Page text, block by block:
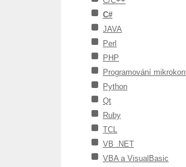
C#
JAVA
Perl
PHP
Programování
Python
Qt
Ruby
TCL
VB .NET
VBA a VisualBasic